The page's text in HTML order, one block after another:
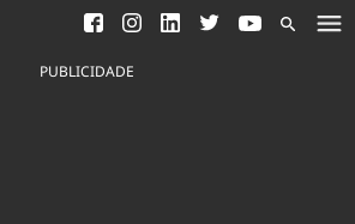
Saneamento
Indicadores
PUBLICIDADE